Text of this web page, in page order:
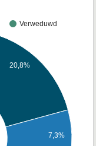
Verweduwd
20,8%
7,3%